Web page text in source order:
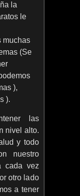
la
le
muchas
(Se
),
).
las
nivel alto.
y todo
nuestro
cada vez
otro lado
a tener